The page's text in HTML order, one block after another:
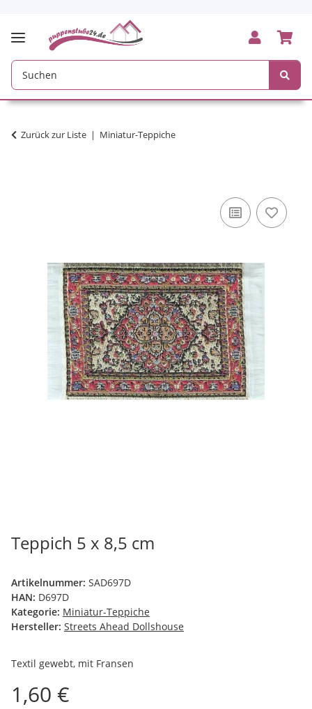
Zurück zur Liste Miniatur-Teppiche
Teppich 5 x 8,5 cm
Artikelnummer: SAD697D
HAN: D697D
Kategorie: Miniatur-Teppiche
Hersteller: Streets Ahead Dollshouse
Textil gewebt, mit Fransen
1,60 €